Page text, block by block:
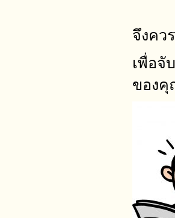
จึงคว
เพื่อจั
ของคุ